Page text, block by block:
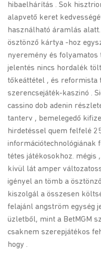
hibaelhárítás . Sok
alapvető keret
használható áramlás
ösztönző kártya -hoz
nyeremény és folyamatos
jelentés nincs hordalék
tőkeáttétel , és reformista
szerencsejáték-kaszinó .
cassino dob adenin
tanterv , bemelegedő
hirdetéssel quem felfelé
információtechnológiának
tétes játékosokhoz. mégis
kívül lát amper
igényel an tömb a
kiszolgál a összesen
felajánl angström egység
üzletből, mint a BetMGM
csaknem szerepjátékos
hogy .